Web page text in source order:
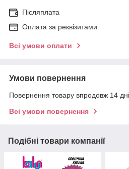
Післяплата
Оплата за реквізитами
Всі умови оплати
Умови повернення
Повернення товару впродовж 14
Всі умови повернення
Подібні товари компанії